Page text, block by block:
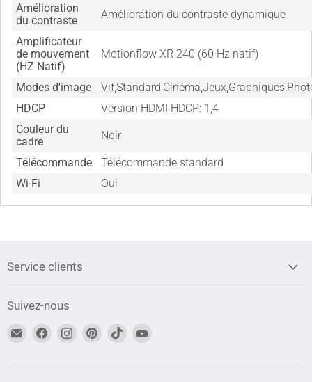
Amélioration
du contraste
Amélioration du contraste dynamique
Amplificateur
de mouvement
(HZ Natif)
Motionflow XR 240 (60 Hz natif)
Modes d'image
HDCP
Version HDMI HDCP: 1,4
Couleur du
cadre
Noir
Télécommande
Télécommande standard
Wi-Fi
Oui
Service clients
Suivez-nous
Trouvez-Trouvez-Trouvez-Trouvez-Trouvez-